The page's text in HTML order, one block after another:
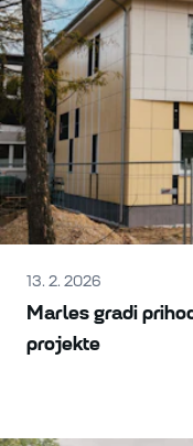
13. 2. 2026
Marles gradi
projekte